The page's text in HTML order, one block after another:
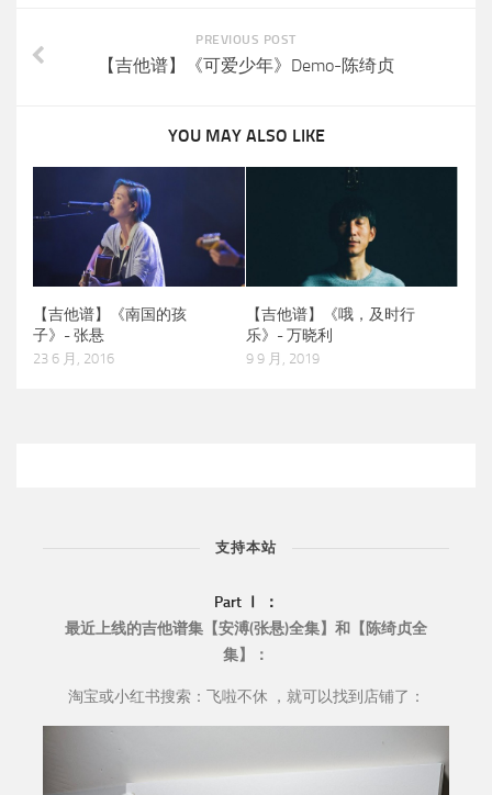
PREVIOUS POST
【吉他谱】《可爱少年》Demo-陈绮贞
YOU MAY ALSO LIKE
【吉他谱】《南国的孩
子》- 张悬
23 6 月, 2016
【吉他谱】《哦，及时行
乐》- 万晓利
9 9 月, 2019
支持本站
Part Ⅰ ：
最近上线的吉他谱集【安溥(张悬)全集】和【陈绮贞全
集】：
淘宝或小红书搜索：飞啦不休 ，就可以找到店铺了：